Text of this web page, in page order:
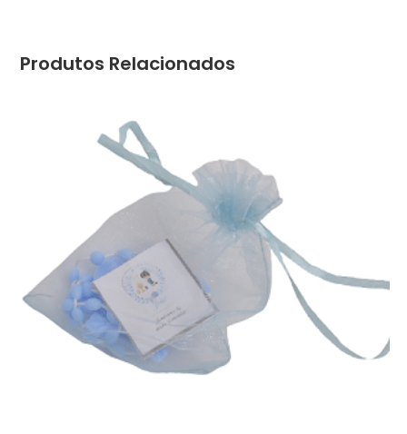
Produtos Relacionados